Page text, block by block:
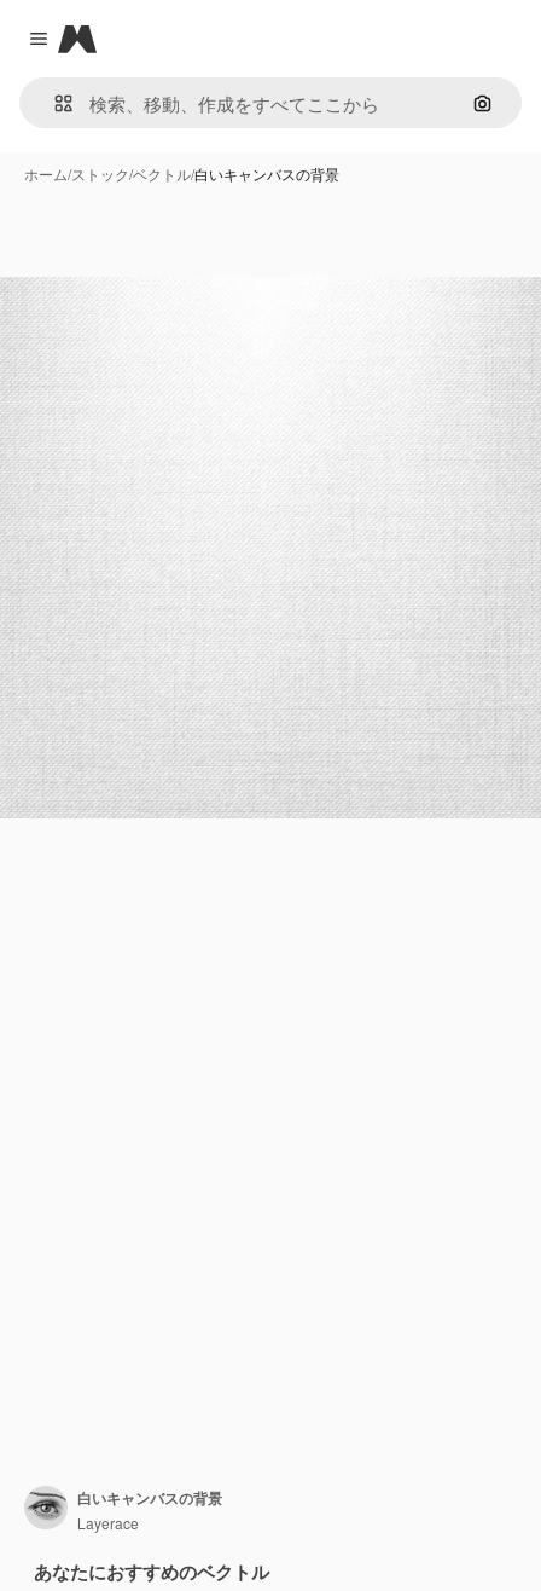
Close menu
Magnific
画像で
ホーム/ストック/ベクトル/白いキャンバスの背景
白いキャンバスの背景
Layerace
あなたにおすすめのベクトル